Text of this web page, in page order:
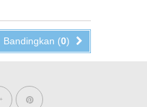
Bandingkan (0)